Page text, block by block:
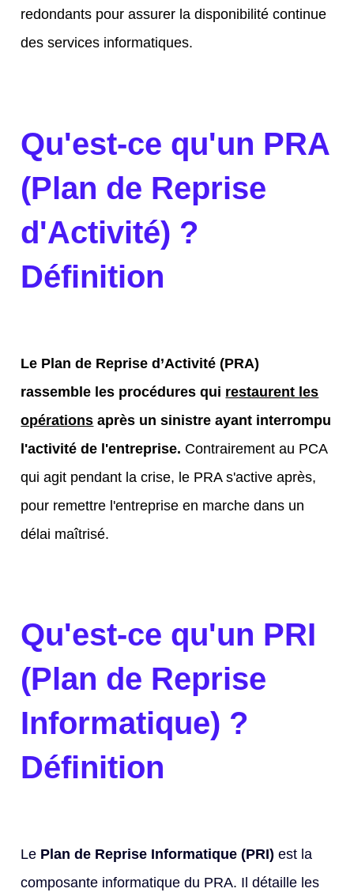
redondants pour assurer la disponibilité continue
des services informatiques.
Qu'est-ce qu'un PRA
(Plan de Reprise
d'Activité) ?
Définition
Le Plan de Reprise d’Activité (PRA)
rassemble les procédures qui restaurent les
opérations après un sinistre ayant interrompu
l'activité de l'entreprise. Contrairement au PCA
qui agit pendant la crise, le PRA s'active après,
pour remettre l'entreprise en marche dans un
délai maîtrisé.
Qu'est-ce qu'un PRI
(Plan de Reprise
Informatique) ?
Définition
Le Plan de Reprise Informatique (PRI) est la
composante informatique du PRA. Il détaille les